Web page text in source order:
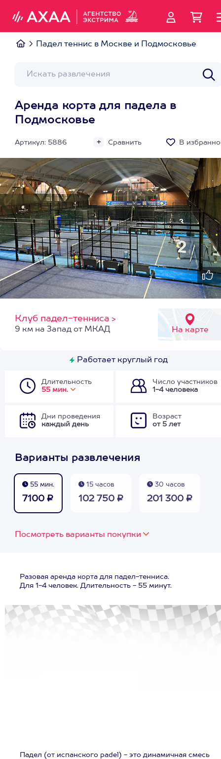
Падел теннис в Москве и Подмосковье
Аренда корта для падела в
Подмосковье
Артикул: 5886 Сравнить В
Клуб падел-тенниса >
На карте
9 км на Запад от МКАД
Работает круглый год
Длительность
55 мин.
Число участников
1-4 человека
Дни проведения
каждый день
Возраст
от 5 лет
Варианты развлечения
55 мин.
7100 ₽
15 часов
102 750 ₽
30 часов
201 300 ₽
Посмотреть варианты покупки
Разовая аренда корта для падел-тенниса.
Для 1-4 человек. Длительность - 55 минут.
Падел (от испанского padel) - это динамичная смесь